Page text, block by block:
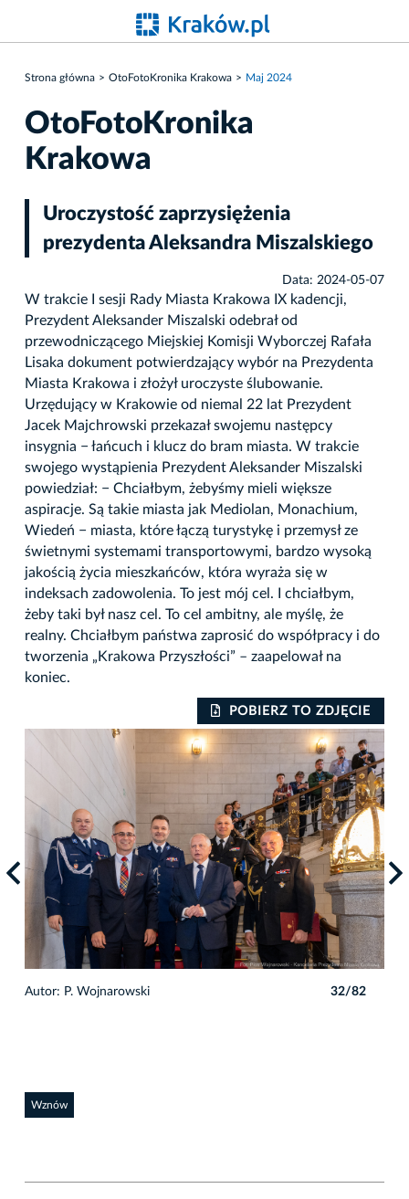
Strona główna OtoFotoKronika Krakowa Maj 2024
OtoFotoKronika
Krakowa
Uroczystość zaprzysiężenia
prezydenta Aleksandra Miszalskiego
Data: 2024-05-07
W trakcie I sesji Rady Miasta Krakowa IX kadencji,
Prezydent Aleksander Miszalski odebrał od
przewodniczącego Miejskiej Komisji Wyborczej Rafała
Lisaka dokument potwierdzający wybór na Prezydenta
Miasta Krakowa i złożył uroczyste ślubowanie.
Urzędujący w Krakowie od niemal 22 lat Prezydent
Jacek Majchrowski przekazał swojemu następcy
insygnia − łańcuch i klucz do bram miasta. W trakcie
swojego wystąpienia Prezydent Aleksander Miszalski
powiedział: − Chciałbym, żebyśmy mieli większe
aspiracje. Są takie miasta jak Mediolan, Monachium,
Wiedeń − miasta, które łączą turystykę i przemysł ze
świetnymi systemami transportowymi, bardzo wysoką
jakością życia mieszkańców, która wyraża się w
indeksach zadowolenia. To jest mój cel. I chciałbym,
żeby taki był nasz cel. To cel ambitny, ale myślę, że
realny. Chciałbym państwa zaprosić do współpracy i do
tworzenia „Krakowa Przyszłości” – zaapelował na
koniec.
POBIERZ TO ZDJĘCIE
Autor: P. Wojnarowski 32/82
Wznów